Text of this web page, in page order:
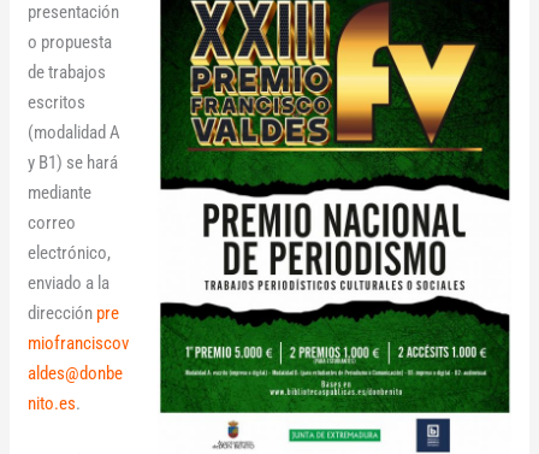
presentación
o propuesta
de trabajos
escritos
(modalidad A
y B1) se hará
mediante
correo
electrónico,
enviado a la
dirección pre
miofranciscov
aldes@donbe
nito.es.